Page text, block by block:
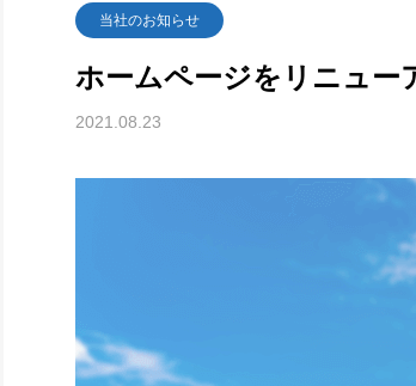
STORE
アクセス
当社のお知らせ
ホームページをリニュー
2021.08.23